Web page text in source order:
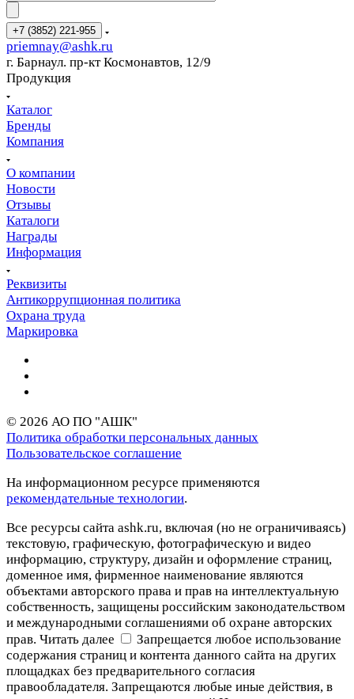
+7 (3852) 221-955
priemnay@ashk.ru
г. Барнаул. пр-кт Космонавтов, 12/9
Продукция
Каталог
Бренды
Компания
О компании
Новости
Отзывы
Каталоги
Награды
Информация
Реквизиты
Антикоррупционная политика
Охрана труда
Маркировка
© 2026 АО ПО "АШК"
Политика обработки персональных данных
Пользовательское соглашение
На информационном ресурсе применяются
рекомендательные технологии.
Все ресурсы сайта ashk.ru, включая (но не ограничиваясь)
текстовую, графическую, фотографическую и видео
информацию, структуру, дизайн и оформление страниц,
доменное имя, фирменное наименование являются
объектами авторского права и прав на интеллектуальную
собственность, защищены российским законодательством
и международными соглашениями об охране авторских
прав. Читать далее
Запрещается любое использование
содержания страниц и контента данного сайта на других
площадках без предварительного согласия
правообладателя. Запрещаются любые иные действия, в